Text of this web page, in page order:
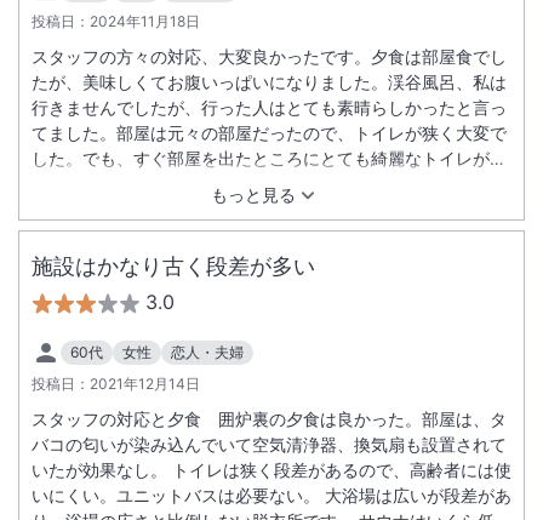
駐車場あり
投稿日： 2024年11月18日
もっと見る
スタッフの方々の対応、大変良かったです。夕食は部屋食でし
たが、美味しくてお腹いっぱいになりました。渓谷風呂、私は
行きませんでしたが、行った人はとても素晴らしかったと言っ
てました。部屋は元々の部屋だったので、トイレが狭く大変で
した。でも、すぐ部屋を出たところにとても綺麗なトイレがあ
って良かったです。また行きたいと思えるお宿でした。
施設はかなり古く段差が多い
3.0
60代 女性
恋人・夫婦
投稿日： 2021年12月14日
スタッフの対応と夕食 囲炉裏の夕食は良かった。部屋は、タ
バコの匂いが染み込んでいて空気清浄器、換気扇も設置されて
いたが効果なし。 トイレは狭く段差があるので、高齢者には使
いにくい。ユニットバスは必要ない。 大浴場は広いが段差があ